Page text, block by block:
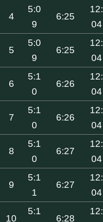
4
5:0
9
6:25
12:
04
5
5:0
9
6:25
12:
04
6
5:1
0
6:26
12:
04
7
5:1
0
6:26
12:
04
8
5:1
0
6:27
12:
04
9
5:1
1
6:27
12:
04
10
5:1
6:28
12: